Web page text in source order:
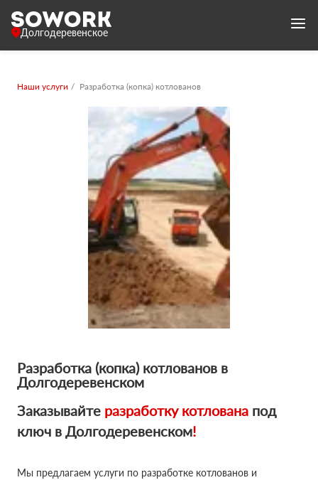
Долгодеревенское
Наши услуги Разработка (копка) котлованов
Разработка (копка) котлованов в
Долгодеревенском
Заказывайте разработку котлована под
ключ в Долгодеревенском!
Мы предлагаем услуги по разработке котлованов и